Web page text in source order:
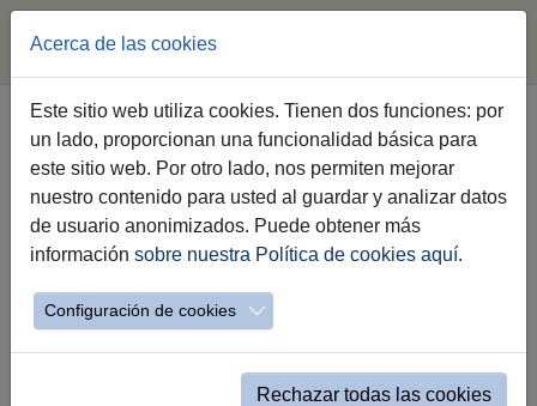
Saltar al contenido principal
APP Jerez Smart
Acerca de las cookies
Este sitio web utiliza cookies. Tienen dos funciones: por
un lado, proporcionan una funcionalidad básica para
este sitio web. Por otro lado, nos permiten mejorar
nuestro contenido para usted al guardar y analizar datos
de usuario anonimizados. Puede obtener más
información sobre nuestra Política de cookies aquí.
Configuración de cookies
Rechazar todas las cookies